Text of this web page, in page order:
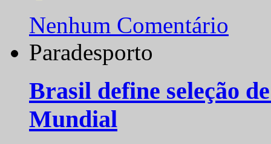
Nenhum Comentário
Paradesporto
Brasil define seleção
Mundial